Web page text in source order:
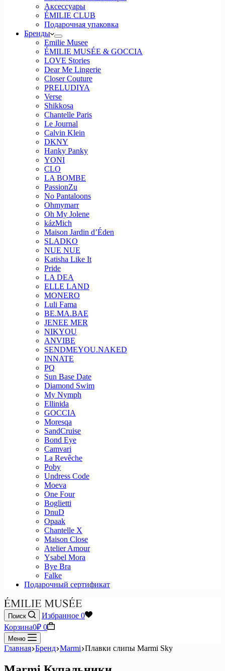
Аксессуары
ÉMILIE CLUB
Подарочная упаковка
Бренды
Emilie Musee
ÉMILIE MUSÉE & GOCCIA
LOVE Stories
Dear Me Lingerie
Closer Couture
PRELUDIYA
Verse
Shikkosa
Chantelle Paris
Le Journal
Calvin Klein
DKNY
Hanky Panky
YONI
CLO
LA BOMBE
PassionZu
No Pantaloons
Ohmymarr
Oh My Jolene
kázMich
Maison Jardin d’Éden
SLADKO
NUE NUE
Katisha Like It
Pride
LA DEA
ELLE LAND
MONERO
Luli Fama
BE.MA.BAE
JENEE MER
NIKYOU
ANVIBE
SENDMEYOU.NAKED
INNATE
PQ
Sun Base Date
Diamond Swim
My Nymph
Ellinida
GOCCIA
Moresqa
SandCruise
Bond Eye
Camvari
La Revêche
Poby
Undress Code
Moeva
One Four
Boglietti
DnuD
Opaak
Chantelle X
Maison Close
Atelier Amour
Ysabel Mora
Bye Bra
Falke
Подарочный сертификат
Поиск Избранное 0
Корзина0₽ 0
Меню
Главная Бренд Marmi Плавки слипы Marmi Sky